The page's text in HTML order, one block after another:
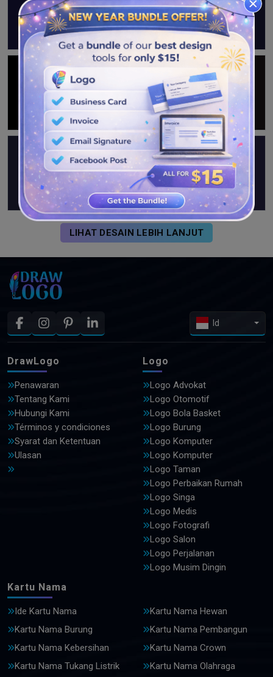
LIHAT DESAIN LEBIH LANJUT
Id
DrawLogo
Penawaran
Tentang Kami
Hubungi Kami
Términos y condiciones
Syarat dan Ketentuan
Ulasan
Logo
Logo Advokat
Logo Otomotif
Logo Bola Basket
Logo Burung
Logo Komputer
Logo Komputer
Logo Taman
Logo Perbaikan Rumah
Logo Singa
Logo Medis
Logo Fotografi
Logo Salon
Logo Perjalanan
Logo Musim Dingin
Kartu Nama
Ide Kartu Nama
Kartu Nama Hewan
Kartu Nama Burung
Kartu Nama Pembangun
Kartu Nama Kebersihan
Kartu Nama Crown
Kartu Nama Tukang Listrik
Kartu Nama Olahraga